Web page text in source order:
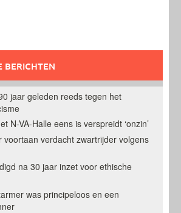
BERICHTEN
jaar geleden reeds tegen het
N-VA-Halle eens is verspreidt ‘onzin’
voortaan verdacht zwartrijder volgens
na 30 jaar inzet voor ethische
was principeloos en een